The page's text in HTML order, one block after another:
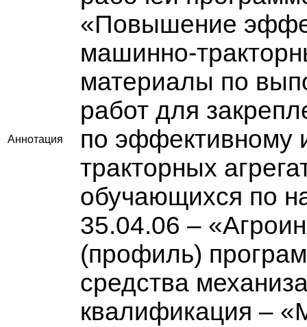
Аннотация
«Повышение
машинно-
материалы по
работ для
по эффективному
тракторных
обучающихся по
35.04.06 –
(профиль)
средства
квалификация –